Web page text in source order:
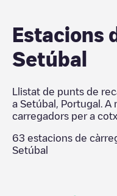
Estacions
Setúbal
Llistat de punts de
a Setúbal Portugal
.
carregadors per a
63 estacions de
Setúbal